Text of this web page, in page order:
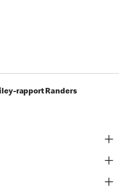
rapport Randers